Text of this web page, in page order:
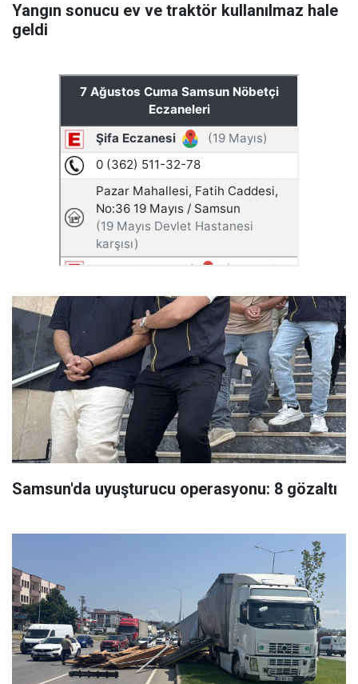
Yangın sonucu ev ve traktör kullanılmaz hale
geldi
Samsun'da uyuşturucu operasyonu: 8 gözaltı